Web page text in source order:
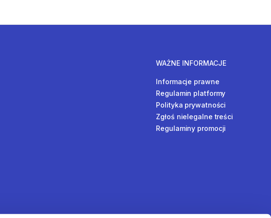
WAŻNE INFORMACJE
Informacje prawne
Regulamin platformy
Polityka prywatności
Zgłoś nielegalne treści
Regulaminy promocji